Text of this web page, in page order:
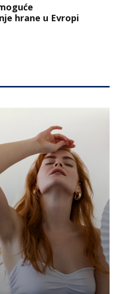
hrane u Evropi